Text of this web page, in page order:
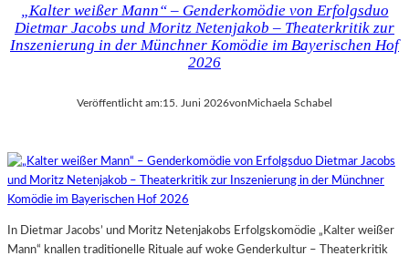
„Kalter weißer Mann“ – Genderkomödie von Erfolgsduo
Dietmar Jacobs und Moritz Netenjakob – Theaterkritik zur
Inszenierung in der Münchner Komödie im Bayerischen Hof
2026
Veröffentlicht am:15. Juni 2026vonMichaela Schabel
In Dietmar Jacobs’ und Moritz Netenjakobs Erfolgskomödie „Kalter weißer
Mann“ knallen traditionelle Rituale auf woke Genderkultur – Theaterkritik